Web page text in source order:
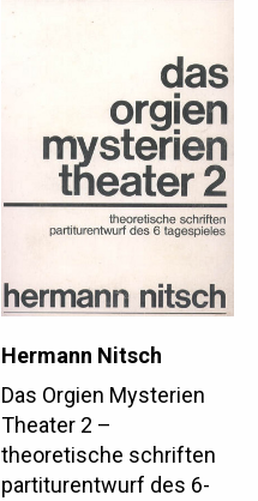
Hermann Nitsch
Das Orgien Mysterien
Theater 2 –
theoretische schriften
partiturentwurf des 6-